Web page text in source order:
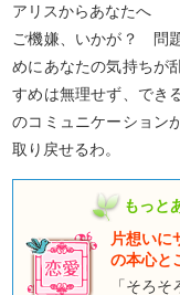
アリスからあなたへ
ご機嫌、いかが？ 問
めにあなたの気持ちが
すめは無理せず、でき
のコミュニケーション
取り戻せるわ。
もっと
片想い
の本心と
「そろ